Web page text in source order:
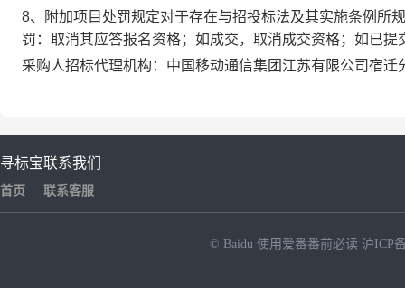
8、附加项目处罚规定对于存在与招投标法及其实施条例所
罚：取消其应答报名资格；如成交，取消成交资格；如已
采购人招标代理机构：中国移动通信集团江苏有限公司宿
寻标宝
首页
联系我们
联系客服
© Baidu 使用爱番番前必读 沪ICP